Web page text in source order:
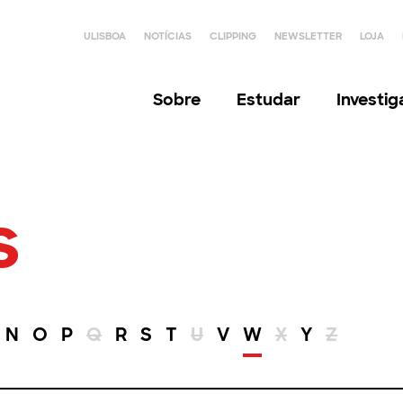
ULISBOA NOTÍCIAS CLIPPING NEWSLETTER LOJA
Sobre Estudar
N O P Q R S T U V W X Y Z